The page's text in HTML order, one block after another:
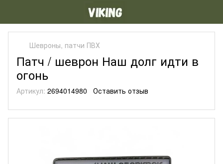
Шевроны, патчи ПВХ
Патч / шеврон Наш долг идти в
огонь
Артикул: 2694014980 Оставить отзыв